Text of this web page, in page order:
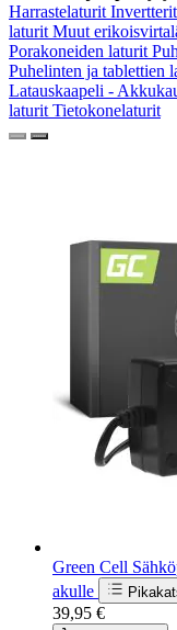
Harrastelaturit Invertterit
laturit Muut
Porakoneiden laturit
Puhelinten ja tablettien
Latauskaapeli -
laturit Tietokonelaturit
Green Cell
akulle
39,95 €